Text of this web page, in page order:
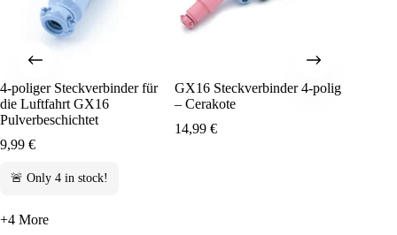
4-poliger Steckverbinder für
die Luftfahrt GX16
Pulverbeschichtet
9,99 €
🚨 Only 4 in stock!
+4 More
GX16 Steckverbinder 4-polig
– Cerakote
14,99€